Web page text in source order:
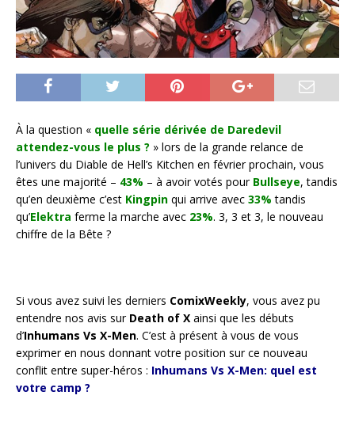
À la question « quelle série dérivée de Daredevil
attendez-vous le plus ? » lors de la grande relance de
l’univers du Diable de Hell’s Kitchen en février prochain, vous
êtes une majorité – 43% – à avoir votés pour Bullseye, tandis
qu’en deuxième c’est Kingpin qui arrive avec 33% tandis
qu’Elektra ferme la marche avec 23%. 3, 3 et 3, le nouveau
chiffre de la Bête ?
Si vous avez suivi les derniers ComixWeekly, vous avez pu
entendre nos avis sur Death of X ainsi que les débuts
d’Inhumans Vs X-Men. C’est à présent à vous de vous
exprimer en nous donnant votre position sur ce nouveau
conflit entre super-héros : Inhumans Vs X-Men: quel est
votre camp ?